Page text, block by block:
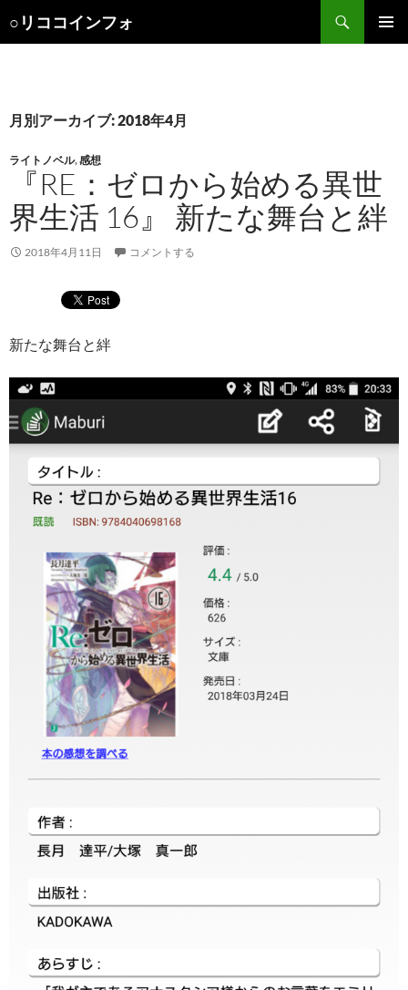
○リココインフォ
索
ツ
へ
キ
プ
月別アーカイブ: 2018年4月
ライトノベル,感想
『RE：ゼロから始める異世
界生活 16』 新たな舞台と絆
2018年4月11日 コメントする
新たな舞台と絆